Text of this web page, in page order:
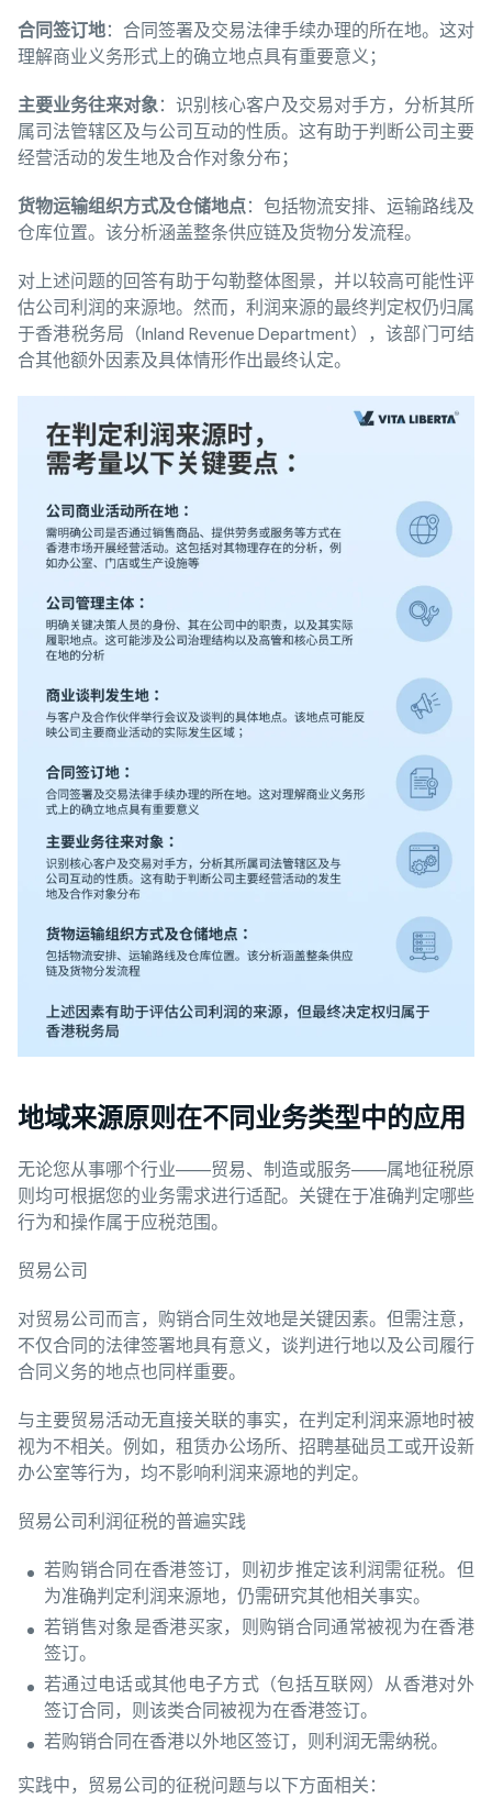
合同签订地：合同签署及交易法律手续办理的所在地。这对
理解商业义务形式上的确立地点具有重要意义；
主要业务往来对象：识别核心客户及交易对手方，分析其所
属司法管辖区及与公司互动的性质。这有助于判断公司主要
经营活动的发生地及合作对象分布；
货物运输组织方式及仓储地点：包括物流安排、运输路线及
仓库位置。该分析涵盖整条供应链及货物分发流程。
对上述问题的回答有助于勾勒整体图景，并以较高可能性评
估公司利润的来源地。然而，利润来源的最终判定权仍归属
于香港税务局（Inland Revenue Department），该部门可结
合其他额外因素及具体情形作出最终认定。
地域来源原则在不同业务类型中的应用
无论您从事哪个行业——贸易、制造或服务——属地征税原
则均可根据您的业务需求进行适配。关键在于准确判定哪些
行为和操作属于应税范围。
贸易公司
对贸易公司而言，购销合同生效地是关键因素。但需注意，
不仅合同的法律签署地具有意义，谈判进行地以及公司履行
合同义务的地点也同样重要。
与主要贸易活动无直接关联的事实，在判定利润来源地时被
视为不相关。例如，租赁办公场所、招聘基础员工或开设新
办公室等行为，均不影响利润来源地的判定。
贸易公司利润征税的普遍实践
若购销合同在香港签订，则初步推定该利润需征税。但
为准确判定利润来源地，仍需研究其他相关事实。
若销售对象是香港买家，则购销合同通常被视为在香港
签订。
若通过电话或其他电子方式（包括互联网）从香港对外
签订合同，则该类合同被视为在香港签订。
若购销合同在香港以外地区签订，则利润无需纳税。
实践中，贸易公司的征税问题与以下方面相关：